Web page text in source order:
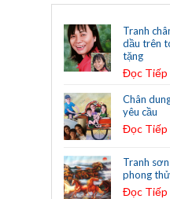
Tranh
dầu trên
tặng
Đọc Tiếp
Chân
yêu cầu
Đọc Tiếp
Tranh
phong
Đọc Tiếp